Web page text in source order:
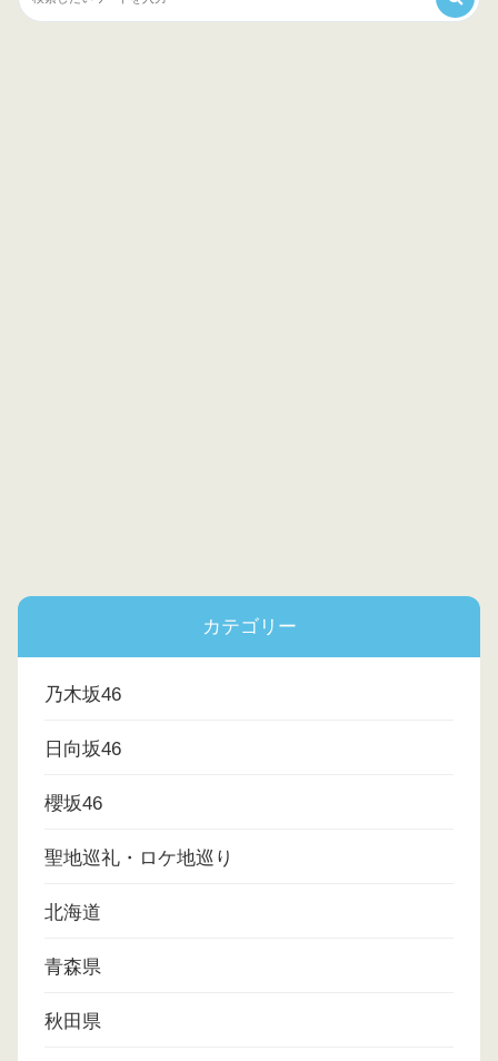
カテゴリー
乃木坂46
日向坂46
櫻坂46
聖地巡礼・ロケ地巡り
北海道
青森県
秋田県